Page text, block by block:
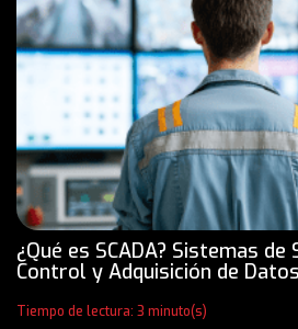
¿Qué es SCADA? Sistemas de
Control y Adquisición de
Tiempo de lectura: 3 minuto(s)